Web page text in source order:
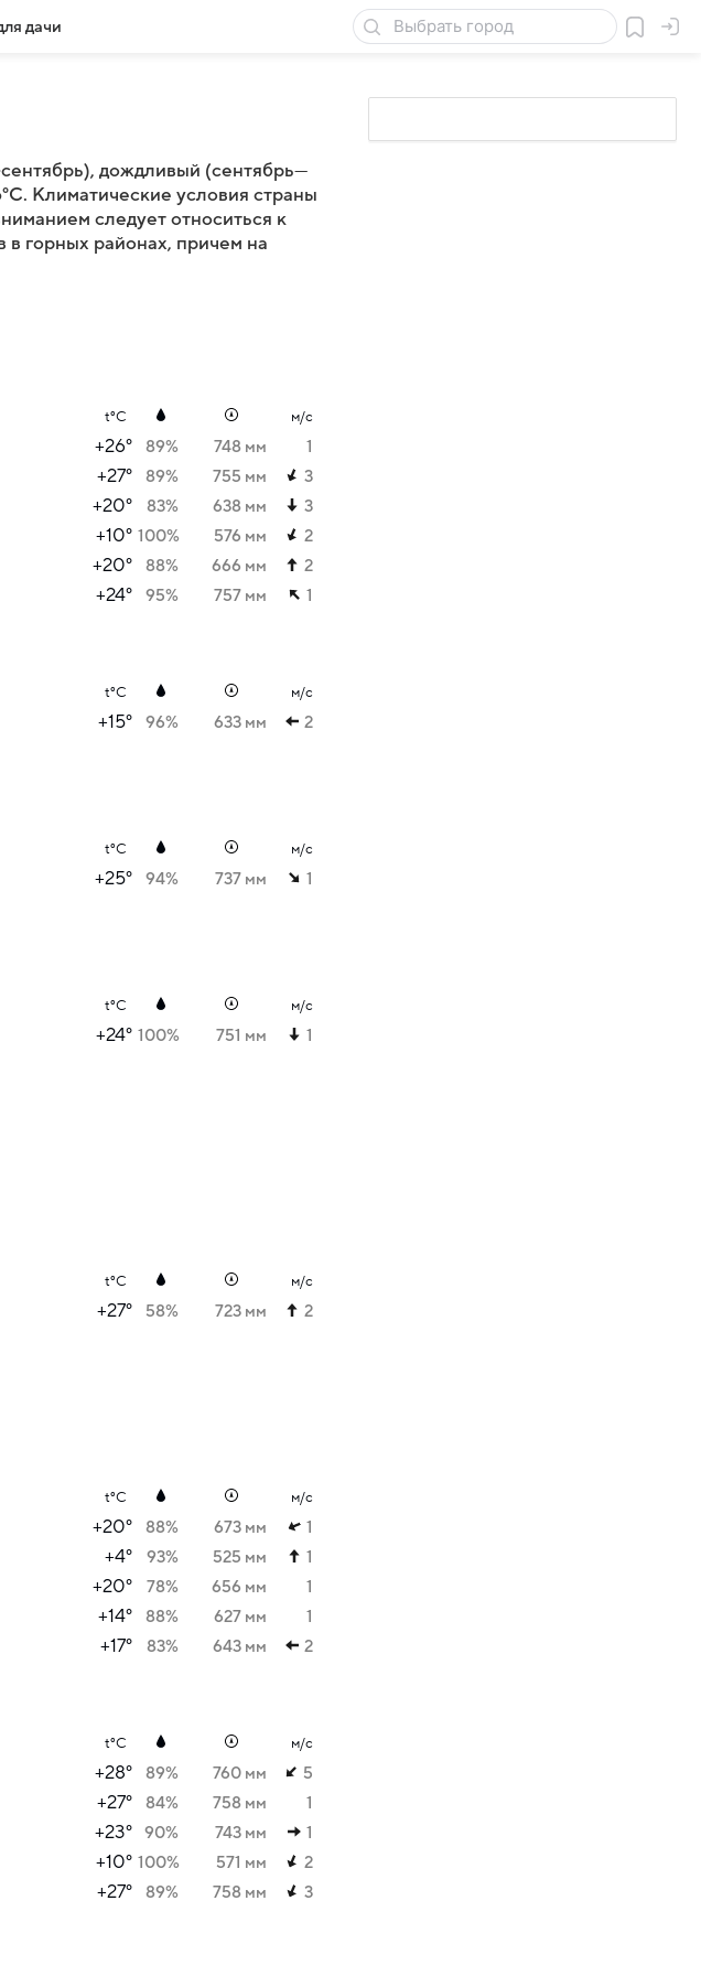
дачи
дождливый (сентябрь—
Климатические условия страны
следует относиться к
горных районах, причем на
t°C м/с
+26° 89% 748 мм 1
+27° 89% 755 мм 3
+20° 83% 638 мм 3
+10° 100% 576 мм 2
+20° 88% 666 мм 2
+24° 95% 757 мм 1
t°C м/с
+15° 96% 633 мм 2
t°C м/с
+25° 94% 737 мм 1
t°C м/с
+24° 100% 751 мм 1
t°C м/с
+27° 58% 723 мм 2
t°C м/с
+20° 88% 673 мм 1
+4° 93% 525 мм 1
+20° 78% 656 мм 1
+14° 88% 627 мм 1
+17° 83% 643 мм 2
t°C м/с
+28° 89% 760 мм 5
+27° 84% 758 мм 1
+23° 90% 743 мм 1
+10° 100% 571 мм 2
+27° 89% 758 мм 3